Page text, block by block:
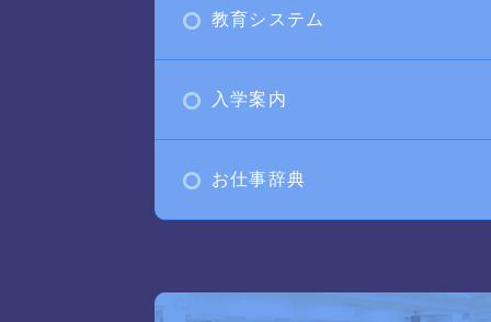
教育システム
入学案内
お仕事辞典